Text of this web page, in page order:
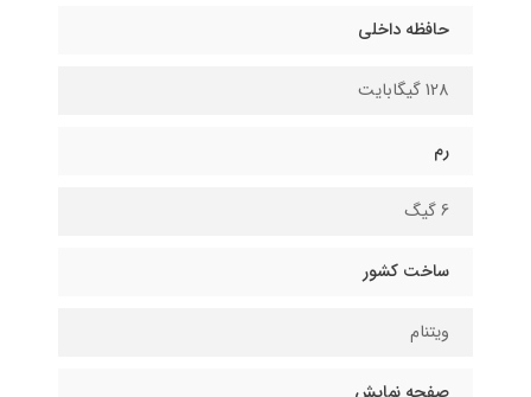
حافظه داخلی
128 گیگابایت
رم
6 گیگ
ساخت کشور
ویتنام